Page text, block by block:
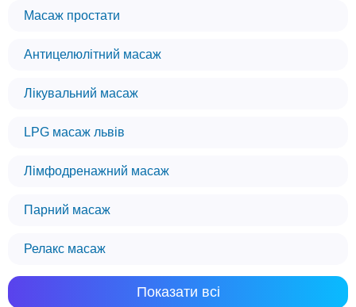
Масаж простати
Антицелюлітний масаж
Лікувальний масаж
LPG масаж львів
Лімфодренажний масаж
Парний масаж
Релакс масаж
Показати всі
Ми використовуємо файли cookie